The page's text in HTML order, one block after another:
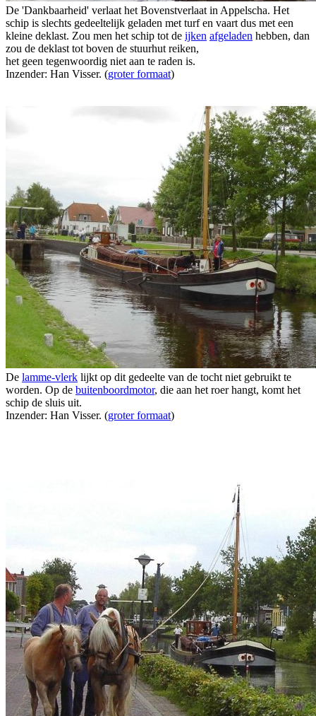
De 'Dankbaarheid' verlaat het Bovenstverlaat in Appelscha. Het
schip is slechts gedeeltelijk geladen met turf en vaart dus met een
kleine deklast. Zou men het schip tot de ijken afgeladen hebben, dan
zou de deklast tot boven de stuurhut reiken,
het geen tegenwoordig niet aan te raden is.
Inzender: Han Visser. (groter formaat)
De lamme-vlerk lijkt op dit gedeelte van de tocht niet gebruikt te
worden. Op de buitenboordmotor, die aan het roer hangt, komt het
schip de sluis uit.
Inzender: Han Visser. (groter formaat)